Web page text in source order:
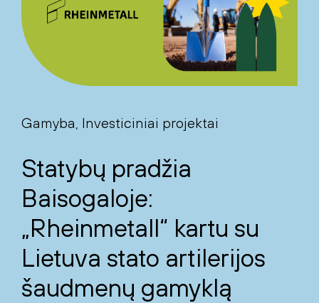
Gamyba, Investiciniai projektai
Statybų pradžia
Baisogaloje:
„Rheinmetall“ kartu su
Lietuva stato artilerijos
šaudmenų gamyklą